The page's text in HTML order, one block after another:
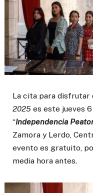
La cita para disfrutar
2025 es este jueves
“Independencia
Zamora y Lerdo,
evento es gratuito,
media hora antes.